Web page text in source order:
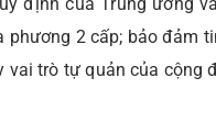
2 cấp; bảo đảm
trò tự quản của cộng